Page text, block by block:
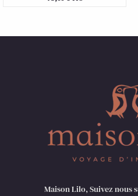
Maison Lilo, Suivez nous